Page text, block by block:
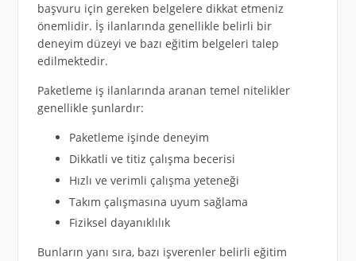
başvuru için gereken belgelere dikkat etmeniz
önemlidir. İş ilanlarında genellikle belirli bir
deneyim düzeyi ve bazı eğitim belgeleri talep
edilmektedir.
Paketleme iş ilanlarında aranan temel nitelikler
genellikle şunlardır:
Paketleme işinde deneyim
Dikkatli ve titiz çalışma becerisi
Hızlı ve verimli çalışma yeteneği
Takım çalışmasına uyum sağlama
Fiziksel dayanıklılık
Bunların yanı sıra, bazı işverenler belirli eğitim